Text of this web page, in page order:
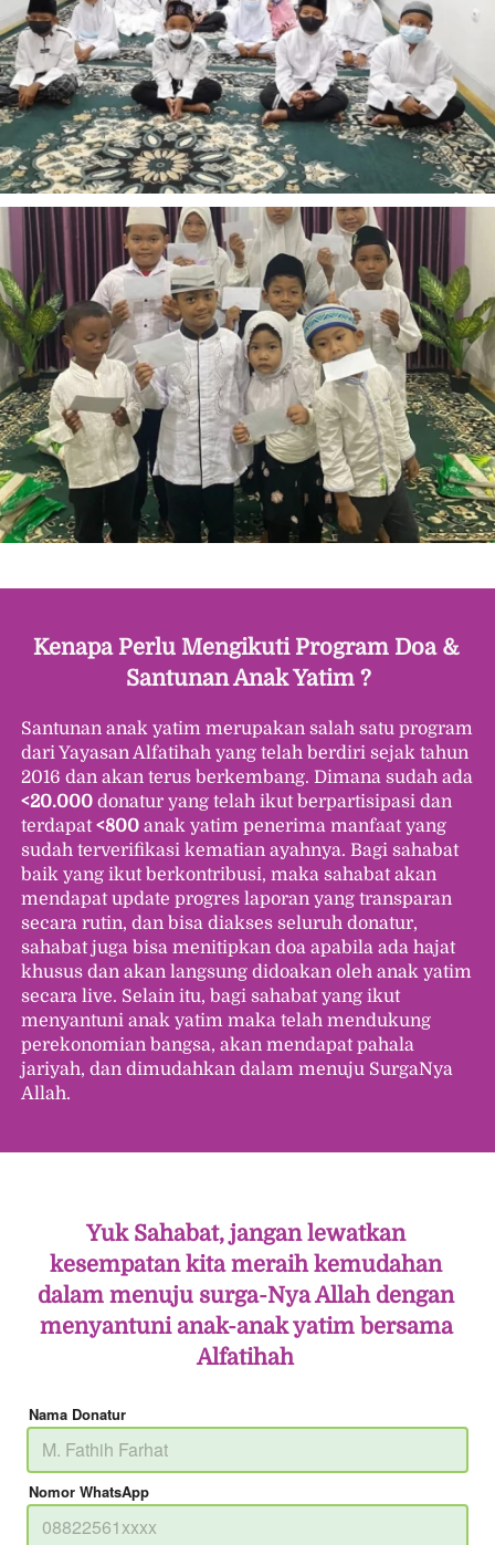
Kenapa Perlu Mengikuti Program Doa &
Santunan Anak Yatim ?
Santunan anak yatim merupakan salah satu program
dari Yayasan Alfatihah yang telah berdiri sejak tahun
<20.000 donatur yang telah ikut berpartisipasi dan
terdapat <800 anak yatim penerima manfaat yang
sudah terverifikasi kematian ayahnya. Bagi sahabat
baik yang ikut berkontribusi, maka sahabat akan
mendapat update progres laporan yang transparan
secara rutin, dan bisa diakses seluruh donatur,
sahabat juga bisa menitipkan doa apabila ada hajat
khusus dan akan langsung didoakan oleh anak yatim
secara live. Selain itu, bagi sahabat yang ikut
menyantuni anak yatim maka telah mendukung
perekonomian bangsa, akan mendapat pahala
jariyah, dan dimudahkan dalam menuju SurgaNya
Allah.
Yuk Sahabat, jangan lewatkan
kesempatan kita meraih kemudahan
dalam menuju surga-Nya Allah dengan
menyantuni anak-anak yatim bersama
Alfatihah
Nama Donatur
Nomor WhatsApp